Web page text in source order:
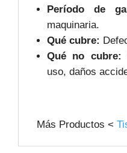
Período de
maquinaria.
Qué cubre:
Qué no cubre:
uso, daños
Más Productos <